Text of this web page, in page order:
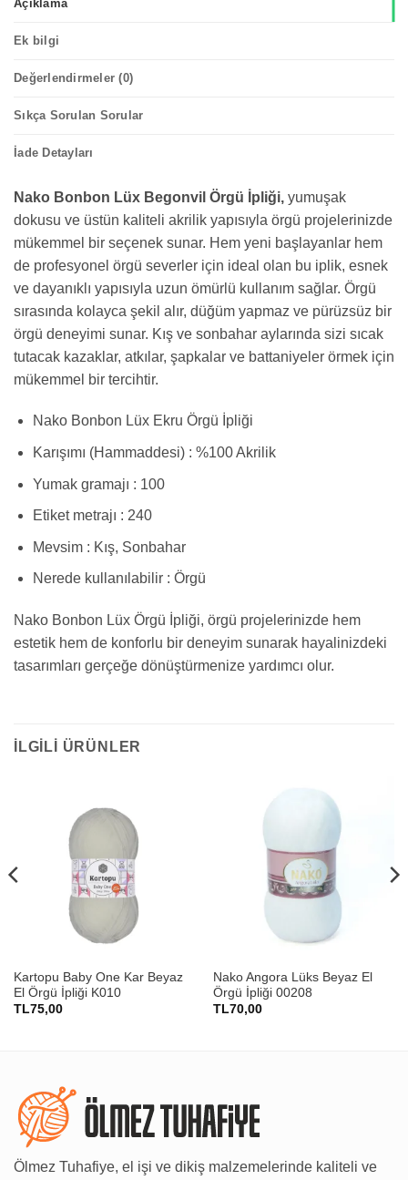
Açıklama
Ek bilgi
Değerlendirmeler (0)
Sıkça Sorulan Sorular
İade Detayları
Nako Bonbon Lüx Begonvil Örgü İpliği, yumuşak
dokusu ve üstün kaliteli akrilik yapısıyla örgü projelerinizde
mükemmel bir seçenek sunar. Hem yeni başlayanlar hem
de profesyonel örgü severler için ideal olan bu iplik, esnek
ve dayanıklı yapısıyla uzun ömürlü kullanım sağlar. Örgü
sırasında kolayca şekil alır, düğüm yapmaz ve pürüzsüz bir
örgü deneyimi sunar. Kış ve sonbahar aylarında sizi sıcak
tutacak kazaklar, atkılar, şapkalar ve battaniyeler örmek için
mükemmel bir tercihtir.
Nako Bonbon Lüx Ekru Örgü İpliği
Karışımı (Hammaddesi) : %100 Akrilik
Yumak gramajı : 100
Etiket metrajı : 240
Mevsim : Kış, Sonbahar
Nerede kullanılabilir : Örgü
Nako Bonbon Lüx Örgü İpliği, örgü projelerinizde hem
estetik hem de konforlu bir deneyim sunarak hayalinizdeki
tasarımları gerçeğe dönüştürmenize yardımcı olur.
İLGILI ÜRÜNLER
Kartopu Baby One Kar Beyaz
El Örgü İpliği K010
TL75,00
Nako Angora Lüks Beyaz El
Örgü İpliği 00208
TL70,00
Ölmez Tuhafiye, el işi ve dikiş malzemelerinde kaliteli ve